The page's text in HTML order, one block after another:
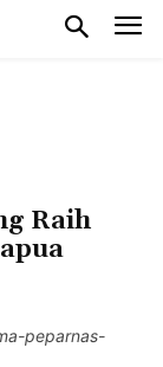
Raih
peparnas-